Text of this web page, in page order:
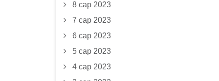
8 сар 2023
7 сар 2023
6 сар 2023
5 сар 2023
4 сар 2023